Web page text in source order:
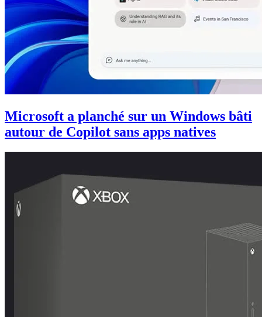
Microsoft a planché sur un Windows bâti
autour de Copilot sans apps natives